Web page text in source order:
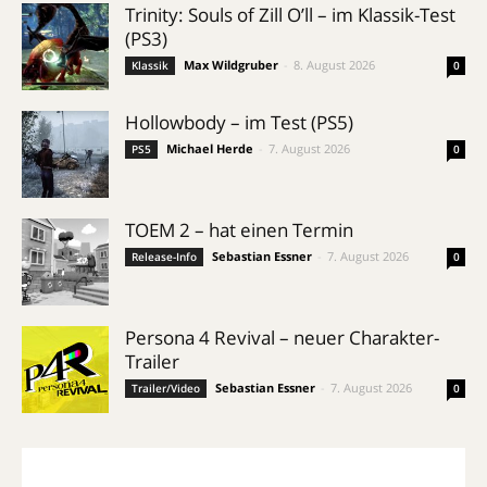
Trinity: Souls of Zill O’ll – im Klassik-Test
(PS3)
Klassik Max Wildgruber 8. August 2026 0
Hollowbody – im Test (PS5)
PS5 Michael Herde 7. August 2026 0
TOEM 2 – hat einen Termin
Release-Info Sebastian Essner 7. August 2026 0
Persona 4 Revival – neuer Charakter-
Trailer
Trailer/Video Sebastian Essner 7. August 2026 0